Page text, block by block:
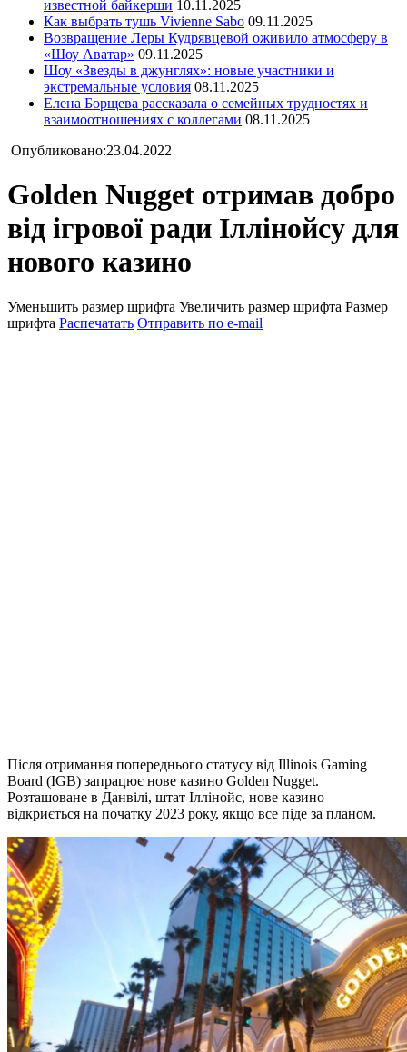
известной байкерши 10.11.2025
Как выбрать тушь Vivienne Sabo 09.11.2025
Возвращение Леры Кудрявцевой оживило атмосферу в
«Шоу Аватар» 09.11.2025
Шоу «Звезды в джунглях»: новые участники и
экстремальные условия 08.11.2025
Елена Борщева рассказала о семейных трудностях и
взаимоотношениях с коллегами 08.11.2025
Опубликовано:23.04.2022
Golden Nugget отримав добро
від ігрової ради Іллінойсу для
нового казино
Уменьшить размер шрифта Увеличить размер шрифта Размер
шрифта Распечатать Отправить по e-mail
Після отримання попереднього статусу від Illinois Gaming
Board (IGB) запрацює нове казино Golden Nugget.
Розташоване в Данвілі, штат Іллінойс, нове казино
відкриється на початку 2023 року, якщо все піде за планом.